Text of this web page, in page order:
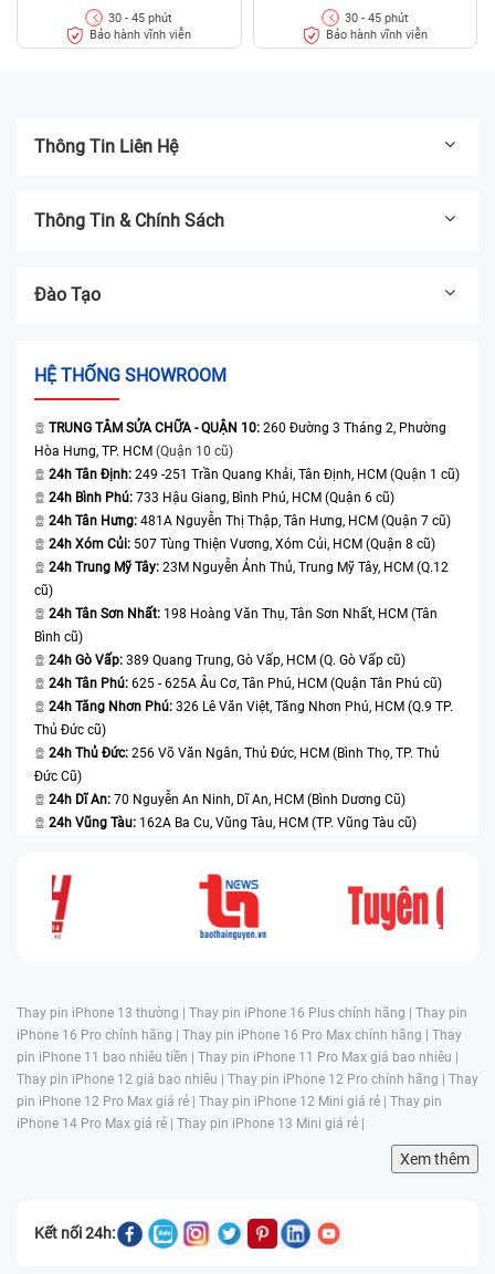
30 - 45 phút
Bảo hành vĩnh viễn
30 - 45 phút
Bảo hành vĩnh viễn
Thông Tin Liên Hệ
Thông Tin & Chính Sách
Đào Tạo
HỆ THỐNG SHOWROOM
TRUNG TÂM SỬA CHỮA - QUẬN 10: 260 Đường 3 Tháng 2, Phường
Hòa Hưng, TP. HCM (Quận 10 cũ)
24h Tân Định: 249 -251 Trần Quang Khải, Tân Định, HCM (Quận 1 cũ)
24h Bình Phú: 733 Hậu Giang, Bình Phú, HCM (Quận 6 cũ)
24h Tân Hưng: 481A Nguyễn Thị Thập, Tân Hưng, HCM (Quận 7 cũ)
24h Xóm Củi: 507 Tùng Thiện Vương, Xóm Củi, HCM (Quận 8 cũ)
24h Trung Mỹ Tây: 23M Nguyễn Ảnh Thủ, Trung Mỹ Tây, HCM (Q.12
cũ)
24h Tân Sơn Nhất: 198 Hoàng Văn Thụ, Tân Sơn Nhất, HCM (Tân
Bình cũ)
24h Gò Vấp: 389 Quang Trung, Gò Vấp, HCM (Q. Gò Vấp cũ)
24h Tân Phú: 625 - 625A Âu Cơ, Tân Phú, HCM (Quận Tân Phú cũ)
24h Tăng Nhơn Phú: 326 Lê Văn Việt, Tăng Nhơn Phú, HCM (Q.9 TP.
Thủ Đức cũ)
24h Thủ Đức: 256 Võ Văn Ngân, Thủ Đức, HCM (Bình Thọ, TP. Thủ
Đức Cũ)
24h Dĩ An: 70 Nguyễn An Ninh, Dĩ An, HCM (Bình Dương Cũ)
24h Vũng Tàu: 162A Ba Cu, Vũng Tàu, HCM (TP. Vũng Tàu cũ)
Thay pin iPhone 13 thường | Thay pin iPhone 16 Plus chính hãng | Thay pin
iPhone 16 Pro chính hãng | Thay pin iPhone 16 Pro Max chính hãng | Thay
pin iPhone 11 bao nhiêu tiền | Thay pin iPhone 11 Pro Max giá bao nhiêu |
Thay pin iPhone 12 giá bao nhiêu | Thay pin iPhone 12 Pro chính hãng | Thay
pin iPhone 12 Pro Max giá rẻ | Thay pin iPhone 12 Mini giá rẻ | Thay pin
iPhone 14 Pro Max giá rẻ | Thay pin iPhone 13 Mini giá rẻ |
Xem thêm
Kết nối 24h: